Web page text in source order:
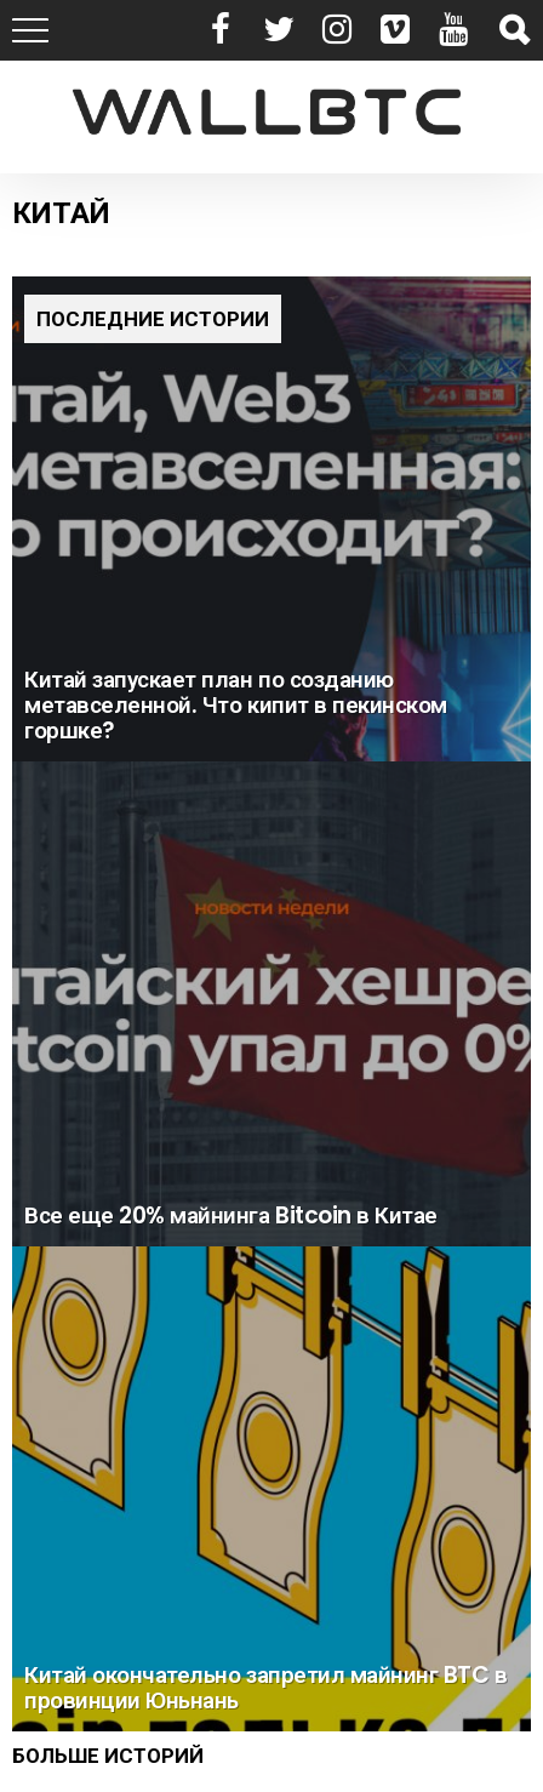
КИТАЙ
ПОСЛЕДНИЕ ИСТОРИИ
Китай запускает план по созданию
метавселенной. Что кипит в пекинском
горшке?
Все еще 20% майнинга Bitcoin в Китае
Китай окончательно запретил майнинг BTC в
провинции Юньнань
БОЛЬШЕ ИСТОРИЙ